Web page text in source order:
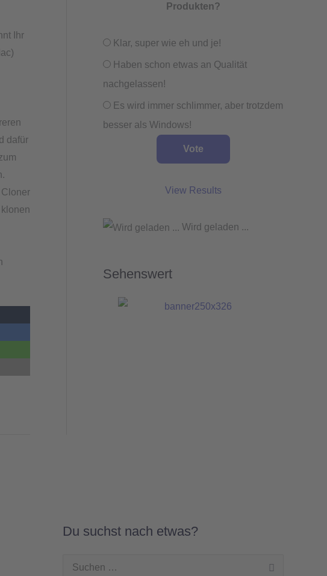
Ihr
dafür
Produkten?
Klar, super wie eh und je!
Haben schon etwas an Qualität
nachgelassen!
Es wird immer schlimmer, aber trotzdem
besser als Windows!
View Results
Wird geladen ...
Sehenswert
Du suchst nach etwas?
Suchen